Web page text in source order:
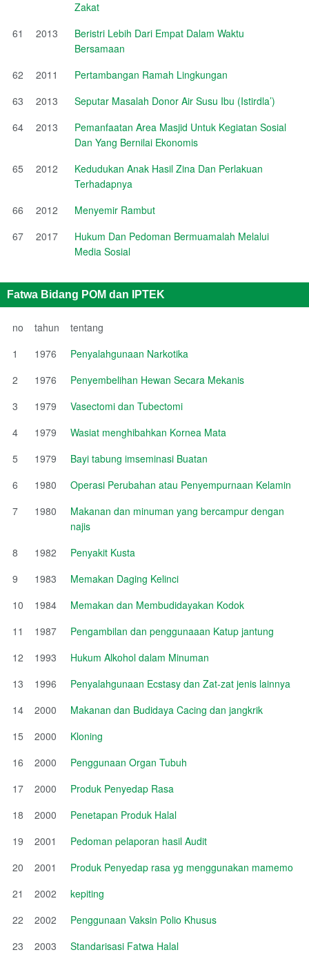
Zakat
61
2013
Beristri Lebih Dari Empat Dalam Waktu
Bersamaan
62
2011
Pertambangan Ramah Lingkungan
63
2013
Seputar Masalah Donor Air Susu Ibu (Istirdla’)
64
2013
Pemanfaatan Area Masjid Untuk Kegiatan Sosial
Dan Yang Bernilai Ekonomis
65
2012
Kedudukan Anak Hasil Zina Dan Perlakuan
Terhadapnya
66
2012
Menyemir Rambut
67
2017
Hukum Dan Pedoman Bermuamalah Melalui
Media Sosial
Fatwa Bidang POM dan IPTEK
no tahun
tentang
1
1976
Penyalahgunaan Narkotika
2
1976
Penyembelihan Hewan Secara Mekanis
3
1979
Vasectomi dan Tubectomi
4
1979
Wasiat menghibahkan Kornea Mata
5
1979
Bayi tabung imseminasi Buatan
6
1980
Operasi Perubahan atau Penyempurnaan Kelamin
7
1980
Makanan dan minuman yang bercampur dengan
najis
8
1982
Penyakit Kusta
9
1983
Memakan Daging Kelinci
10
1984
Memakan dan Membudidayakan Kodok
11
1987
Pengambilan dan penggunaaan Katup jantung
12
1993
Hukum Alkohol dalam Minuman
13
1996
Penyalahgunaan Ecstasy dan Zat-zat jenis lainnya
14
2000
Makanan dan Budidaya Cacing dan jangkrik
15
2000
Kloning
16
2000
Penggunaan Organ Tubuh
17
2000
Produk Penyedap Rasa
18
2000
Penetapan Produk Halal
19
2001
Pedoman pelaporan hasil Audit
20
2001
Produk Penyedap rasa yg menggunakan mamemo
21
2002
kepiting
22
2002
Penggunaan Vaksin Polio Khusus
23
2003
Standarisasi Fatwa Halal